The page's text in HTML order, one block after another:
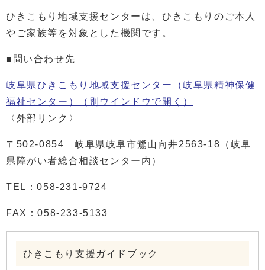
ひきこもり地域支援センターは、ひきこもりのご本人
やご家族等を対象とした機関です。
■問い合わせ先
岐阜県ひきこもり地域支援センター（岐阜県精神保健
福祉センター）
（別ウインドウで開く）
〈外部リンク〉
〒502-0854 岐阜県岐阜市鷺山向井2563-18（岐阜
県障がい者総合相談センター内）
TEL：058-231-9724
FAX：058-233-5133
ひきこもり支援ガイドブック